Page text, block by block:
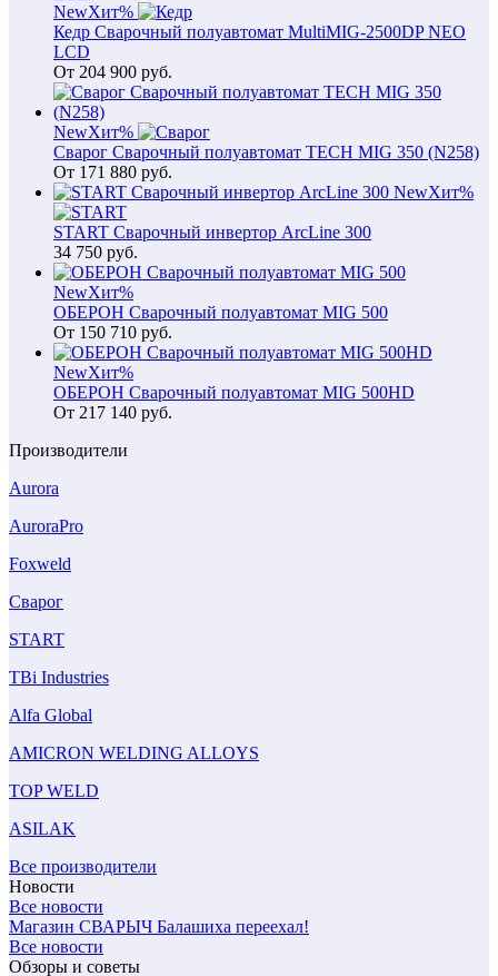
NewХит%
Кедр Сварочный полуавтомат MultiMIG-2500DP NEO
LCD
От 204 900 руб.
NewХит%
Сварог Сварочный полуавтомат TECH MIG 350 (N258)
От 171 880 руб.
NewХит%
START Сварочный инвертор ArcLine 300
34 750 руб.
NewХит%
ОБЕРОН Сварочный полуавтомат MIG 500
От 150 710 руб.
NewХит%
ОБЕРОН Сварочный полуавтомат MIG 500HD
От 217 140 руб.
Производители
Aurora
AuroraPro
Foxweld
Сварог
START
TBi Industries
Alfa Global
AMICRON WELDING ALLOYS
TOP WELD
ASILAK
Все производители
Новости
Все новости
Магазин СВАРЫЧ Балашиха переехал!
Все новости
Обзоры и советы